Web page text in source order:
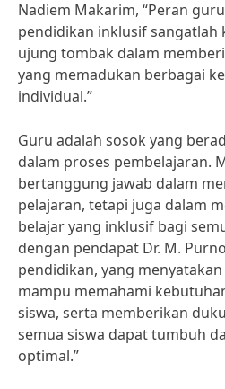
Nadiem Makarim, “Peran
pendidikan inklusif sangatlah
ujung tombak dalam
yang memadukan berbagai
individual.”
Guru adalah sosok yang
dalam proses pembelajaran.
bertanggung jawab dalam
pelajaran, tetapi juga dalam
belajar yang inklusif bagi
dengan pendapat Dr. M.
pendidikan, yang
mampu memahami
siswa, serta memberikan
semua siswa dapat tumbuh
optimal.”